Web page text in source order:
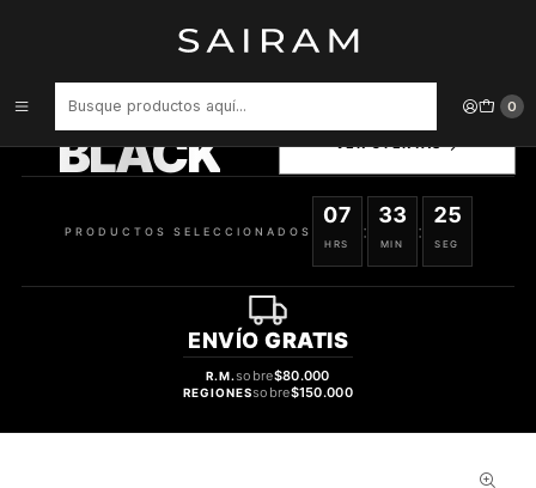
0
Protector Songz De Camara For Iphone 13 Pro Max 617930336750
BLACK
SELECCIONADOS
PRODUCTOS SELECCIONADOS
07
HRS
:
33
MIN
:
24
SEG
ENVÍO GRATIS
R.M.sobre$80.000
REGIONESsobre$150.000